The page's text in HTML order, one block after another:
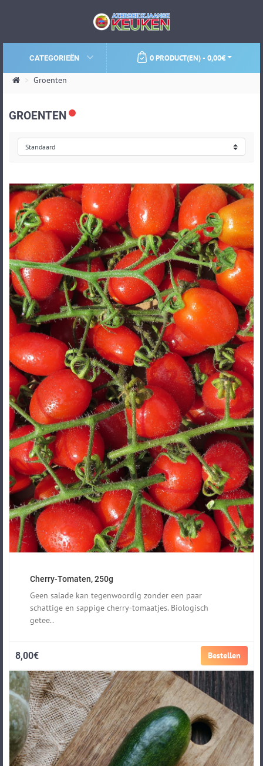
CATEGORIEËN 0 PRODUCT(EN) - 0,00€
Groenten
GROENTEN
Cherry-Tomaten, 250g
Geen salade kan tegenwoordig zonder een paar
schattige en sappige cherry-tomaatjes. Biologisch
getee..
Bestellen
8,00€